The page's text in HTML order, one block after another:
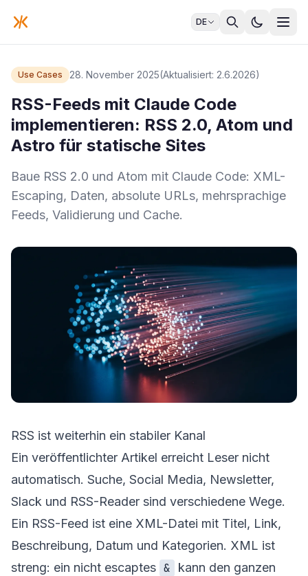
DE
Use Cases 28. November 2025(Aktualisiert: 2.6.2026)
RSS-Feeds mit Claude Code
implementieren: RSS 2.0, Atom und
Astro für statische Sites
Baue RSS 2.0 und Atom mit Claude Code: XML-
Escaping, Daten, absolute URLs, mehrsprachige
Feeds, Validierung und Cache.
RSS ist weiterhin ein stabiler Kanal
Ein veröffentlichter Artikel erreicht Leser nicht
automatisch. Suche, Social Media, Newsletter,
Slack und RSS-Reader sind verschiedene Wege.
Ein RSS-Feed ist eine XML-Datei mit Titel, Link,
Beschreibung, Datum und Kategorien. XML ist
streng: ein nicht escaptes &
kann den ganzen